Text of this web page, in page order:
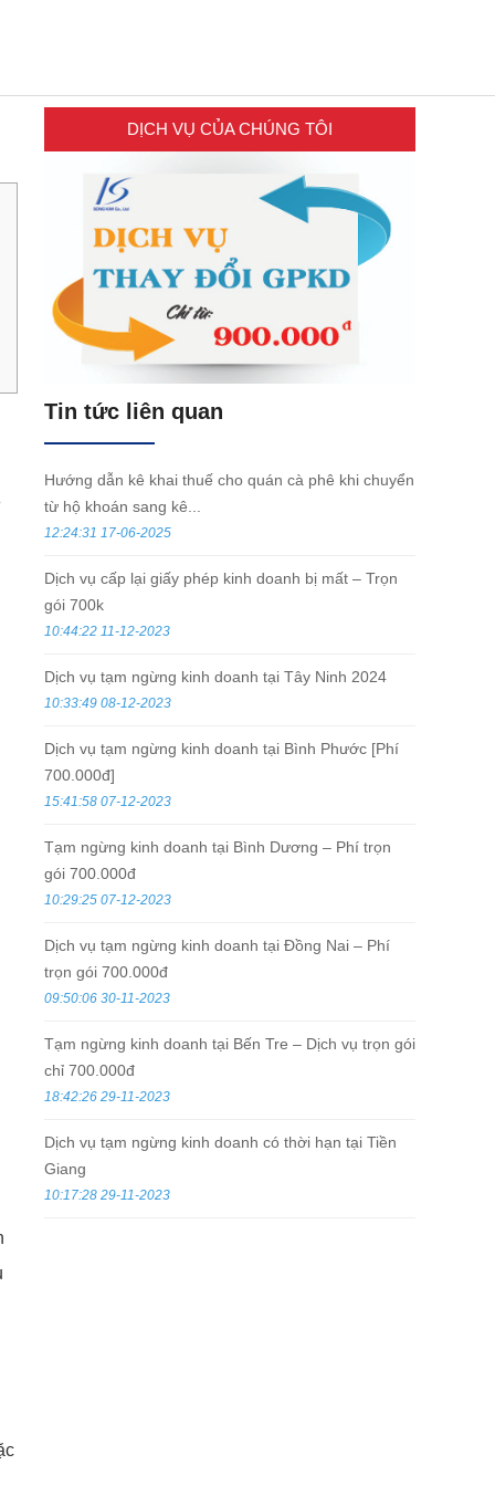
DỊCH VỤ CỦA CHÚNG TÔI
Tin tức liên quan
Hướng dẫn kê khai thuế cho quán cà phê khi chuyển
từ hộ khoán sang kê...
12:24:31 17-06-2025
Dịch vụ cấp lại giấy phép kinh doanh bị mất – Trọn
gói 700k
10:44:22 11-12-2023
Dịch vụ tạm ngừng kinh doanh tại Tây Ninh 2024
10:33:49 08-12-2023
Dịch vụ tạm ngừng kinh doanh tại Bình Phước [Phí
700.000đ]
15:41:58 07-12-2023
Tạm ngừng kinh doanh tại Bình Dương – Phí trọn
gói 700.000đ
10:29:25 07-12-2023
Dịch vụ tạm ngừng kinh doanh tại Đồng Nai – Phí
trọn gói 700.000đ
09:50:06 30-11-2023
Tạm ngừng kinh doanh tại Bến Tre – Dịch vụ trọn gói
chỉ 700.000đ
18:42:26 29-11-2023
Dịch vụ tạm ngừng kinh doanh có thời hạn tại Tiền
Giang
10:17:28 29-11-2023